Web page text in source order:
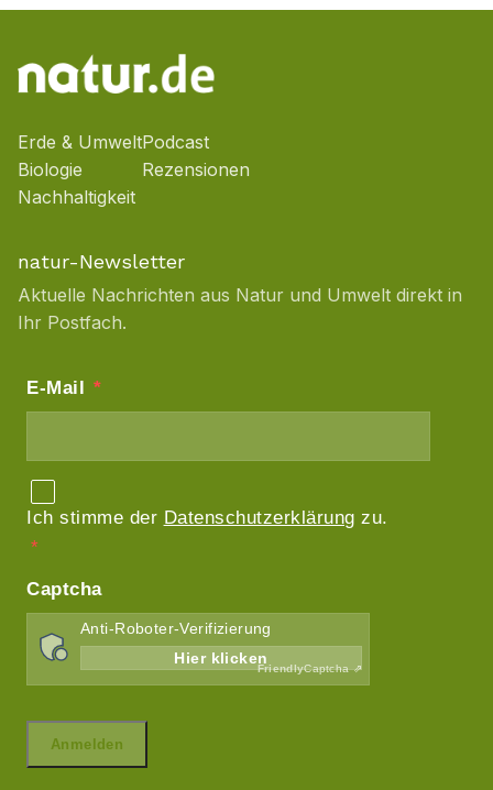
Erde & Umwelt
Biologie
Nachhaltigkeit
Podcast
Rezensionen
natur-Newsletter
Aktuelle Nachrichten aus Natur und Umwelt direkt in
Ihr Postfach.